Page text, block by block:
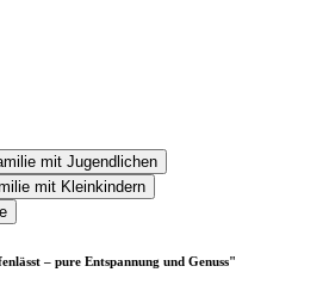
mit Jugendlichen
mit Kleinkindern
– pure Entspannung und Genuss"